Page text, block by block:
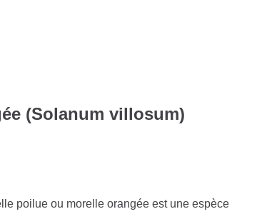
(Solanum villosum)
poilue ou morelle orangée est une espèce